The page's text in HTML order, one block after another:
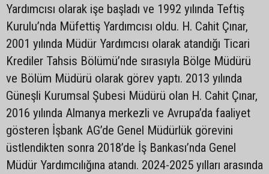
Yardımcısı olarak işe başladı ve 1992 yılında Teftiş
Kurulu’nda Müfettiş Yardımcısı oldu. H. Cahit Çınar,
2001 yılında Müdür Yardımcısı olarak atandığı Ticari
Krediler Tahsis Bölümü’nde sırasıyla Bölge Müdürü
ve Bölüm Müdürü olarak görev yaptı. 2013 yılında
Güneşli Kurumsal Şubesi Müdürü olan H. Cahit Çınar,
2016 yılında Almanya merkezli ve Avrupa’da faaliyet
gösteren İşbank AG’de Genel Müdürlük görevini
üstlendikten sonra 2018’de İş Bankası’nda Genel
Müdür Yardımcılığına atandı. 2024-2025 yılları arasında